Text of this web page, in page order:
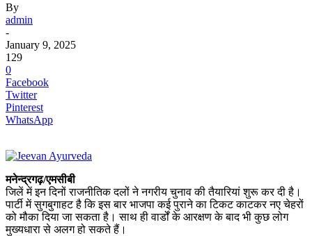
By
admin
-
January 9, 2025
129
0
Facebook
Twitter
Pinterest
WhatsApp
मनेन्द्रगढ़/एमसीबी
जिलें में इन दिनों राजनीतिक दलों ने नगरीय चुनाव की तैयारियां शुरू कर दी है।
पार्टी में सुगबुगाहट है कि इस बार भाजपा कई पुराने का टिकट काटकर नए चेहरों
को मौका दिया जा सकता है। साथ ही वार्डों के आरक्षण के बाद भी कुछ लोग
मुख्यधारा से अलग हो सकते हैं।